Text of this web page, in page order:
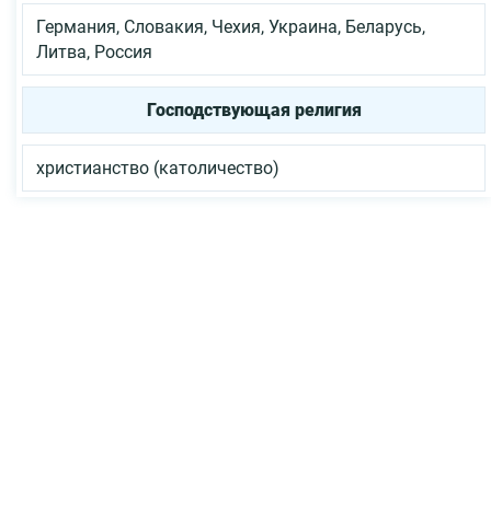
Германия, Словакия, Чехия, Украина, Беларусь,
Литва, Россия
Господствующая религия
христианство (католичество)